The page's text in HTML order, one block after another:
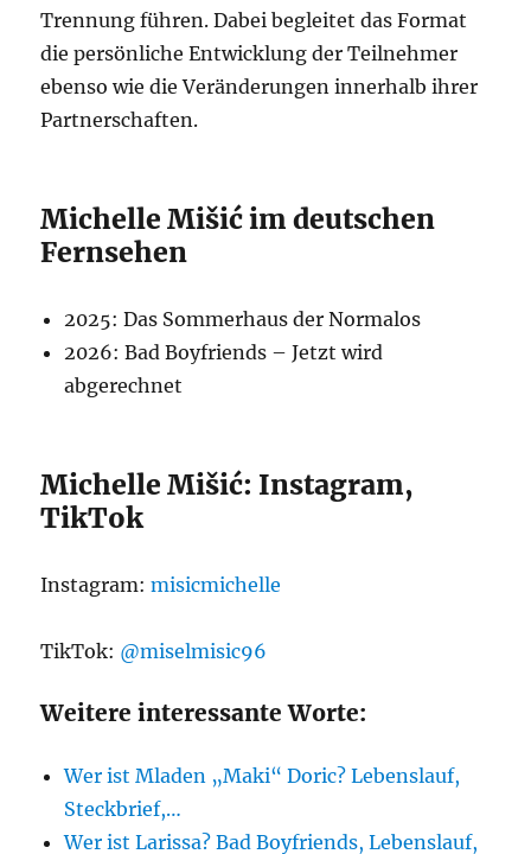
Trennung führen. Dabei begleitet das Format
die persönliche Entwicklung der Teilnehmer
ebenso wie die Veränderungen innerhalb ihrer
Partnerschaften.
Michelle Mišić im deutschen
Fernsehen
2025: Das Sommerhaus der Normalos
2026: Bad Boyfriends – Jetzt wird
abgerechnet
Michelle Mišić: Instagram,
TikTok
Instagram:misicmichelle
TikTok: @miselmisic96
Weitere interessante Worte:
Wer ist Mladen „Maki“ Doric? Lebenslauf,
Steckbrief,…
Wer ist Larissa? Bad Boyfriends, Lebenslauf,